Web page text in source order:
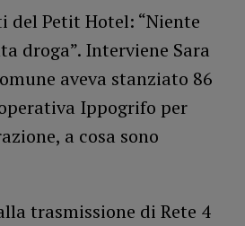
del Petit Hotel: “Niente
droga”. Interviene Sara
aveva stanziato 86
Ippogrifo per
a cosa sono
trasmissione di Rete 4